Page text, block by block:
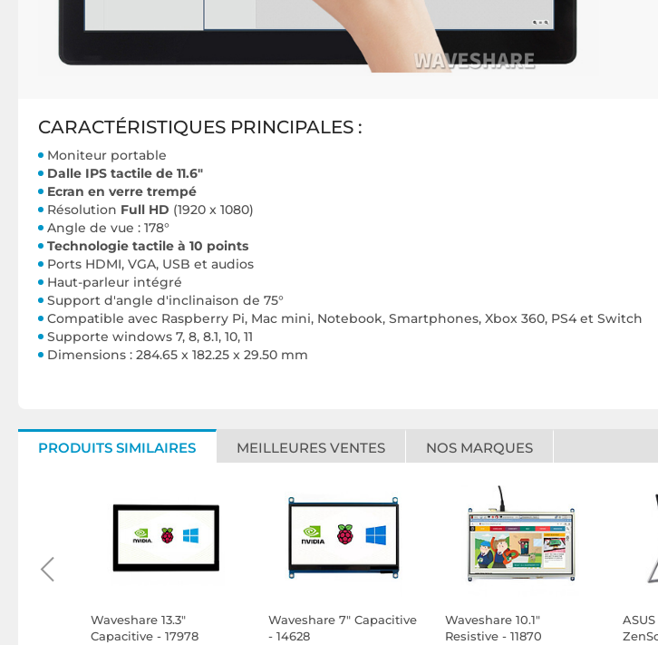
CARACTÉRISTIQUES PRINCIPALES :
Moniteur portable
Dalle IPS tactile de 11.6"
Ecran en verre trempé
Résolution Full HD (1920 x 1080)
Angle de vue : 178°
Technologie tactile à 10 points
Ports HDMI, VGA, USB et audios
Haut-parleur intégré
Support d'angle d'inclinaison de 75°
Compatible avec Raspberry Pi, Mac mini, Notebook, Smartphones, Xbox 360, PS4 et Switch
Supporte windows 7, 8, 8.1, 10, 11
Dimensions : 284.65 x 182.25 x 29.50 mm
PRODUITS SIMILAIRES MEILLEURES VENTES NOS MARQUES
Waveshare 13.3"
Capacitive - 17978
Waveshare 7" Capacitive
- 14628
Waveshare 10.1"
Resistive - 11870